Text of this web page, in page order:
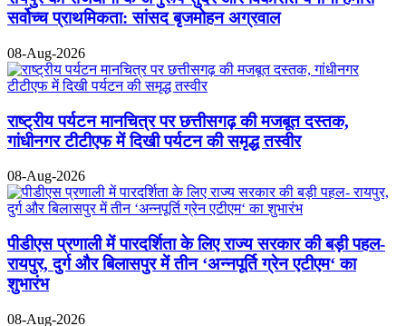
सर्वोच्च प्राथमिकता: सांसद बृजमोहन अग्रवाल
08-Aug-2026
राष्ट्रीय पर्यटन मानचित्र पर छत्तीसगढ़ की मजबूत दस्तक,
गांधीनगर टीटीएफ में दिखी पर्यटन की समृद्ध तस्वीर
08-Aug-2026
पीडीएस प्रणाली में पारदर्शिता के लिए राज्य सरकार की बड़ी पहल-
रायपुर, दुर्ग और बिलासपुर में तीन ‘अन्नपूर्ति ग्रेन एटीएम‘ का
शुभारंभ
08-Aug-2026